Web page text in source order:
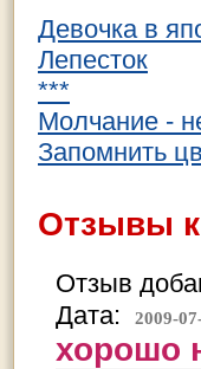
Девочка в
Лепесток
***
Молчание -
Запомнить
Отзывы
Отзыв
Дата:
2009-
хорошо